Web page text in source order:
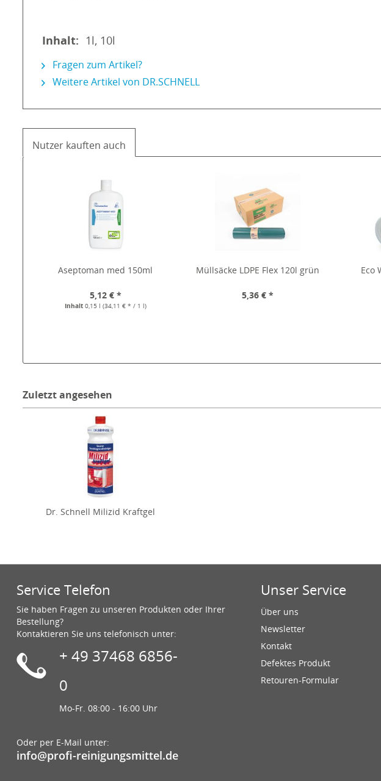
Inhalt: 1l, 10l
Fragen zum Artikel?
Weitere Artikel von DR.SCHNELL
Nutzer kauften auch
Aseptoman med 150ml
5,12 € *
Inhalt 0,15 l (34,11 € * / 1 l)
Müllsäcke LDPE Flex 120l grün
5,36 € *
Eco
Zuletzt angesehen
Dr. Schnell Milizid Kraftgel
Service Telefon
Sie haben Fragen zu unseren Produkten oder Ihrer
Bestellung?
Kontaktieren Sie uns telefonisch unter:
+ 49 37468 6856-
0
Mo-Fr. 08:00 - 16:00 Uhr
Oder per E-Mail unter:
info@profi-reinigungsmittel.de
Unser Service
Über uns
Newsletter
Kontakt
Defektes Produkt
Retouren-Formular